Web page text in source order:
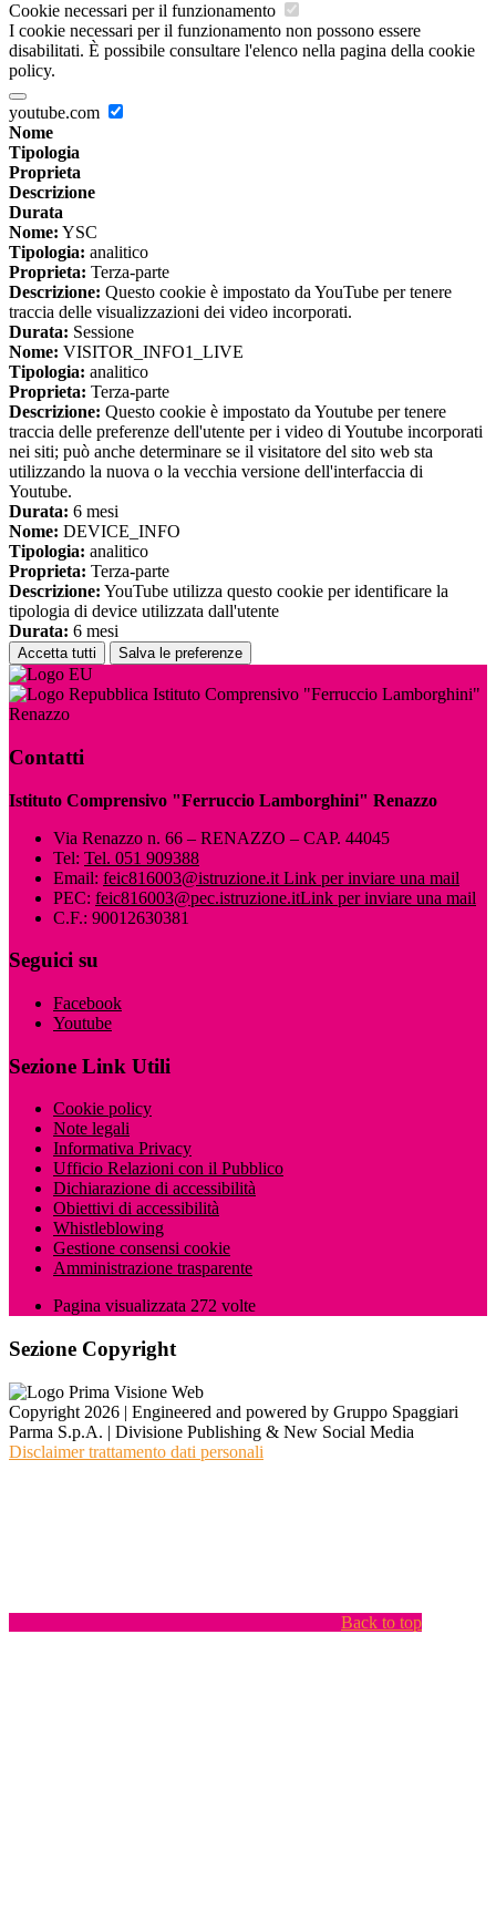
Cookie necessari per il funzionamento
I cookie necessari per il funzionamento non possono essere
disabilitati. È possibile consultare l'elenco nella pagina della cookie
policy.
youtube.com
Nome
Tipologia
Proprieta
Descrizione
Durata
Nome: YSC
Tipologia: analitico
Proprieta: Terza-parte
Descrizione: Questo cookie è impostato da YouTube per tenere
traccia delle visualizzazioni dei video incorporati.
Durata: Sessione
Nome: VISITOR_INFO1_LIVE
Tipologia: analitico
Proprieta: Terza-parte
Descrizione: Questo cookie è impostato da Youtube per tenere
traccia delle preferenze dell'utente per i video di Youtube incorporati
nei siti; può anche determinare se il visitatore del sito web sta
utilizzando la nuova o la vecchia versione dell'interfaccia di
Youtube.
Durata: 6 mesi
Nome: DEVICE_INFO
Tipologia: analitico
Proprieta: Terza-parte
Descrizione: YouTube utilizza questo cookie per identificare la
tipologia di device utilizzata dall'utente
Durata: 6 mesi
Accetta tutti Salva le preferenze
Istituto Comprensivo "Ferruccio Lamborghini"
Renazzo
Contatti
Istituto Comprensivo "Ferruccio Lamborghini" Renazzo
Via Renazzo n. 66 – RENAZZO – CAP. 44045
Tel: Tel. 051 909388
Email: feic816003@istruzione.it Link per inviare una mail
PEC: feic816003@pec.istruzione.itLink per inviare una mail
C.F.: 90012630381
Seguici su
Facebook
Youtube
Sezione Link Utili
Cookie policy
Note legali
Informativa Privacy
Ufficio Relazioni con il Pubblico
Dichiarazione di accessibilità
Obiettivi di accessibilità
Whistleblowing
Gestione consensi cookie
Amministrazione trasparente
Pagina visualizzata 272 volte
Sezione Copyright
Copyright 2026 | Engineered and powered by Gruppo Spaggiari
Parma S.p.A. | Divisione Publishing & New Social Media
Disclaimer trattamento dati personali
Back to top